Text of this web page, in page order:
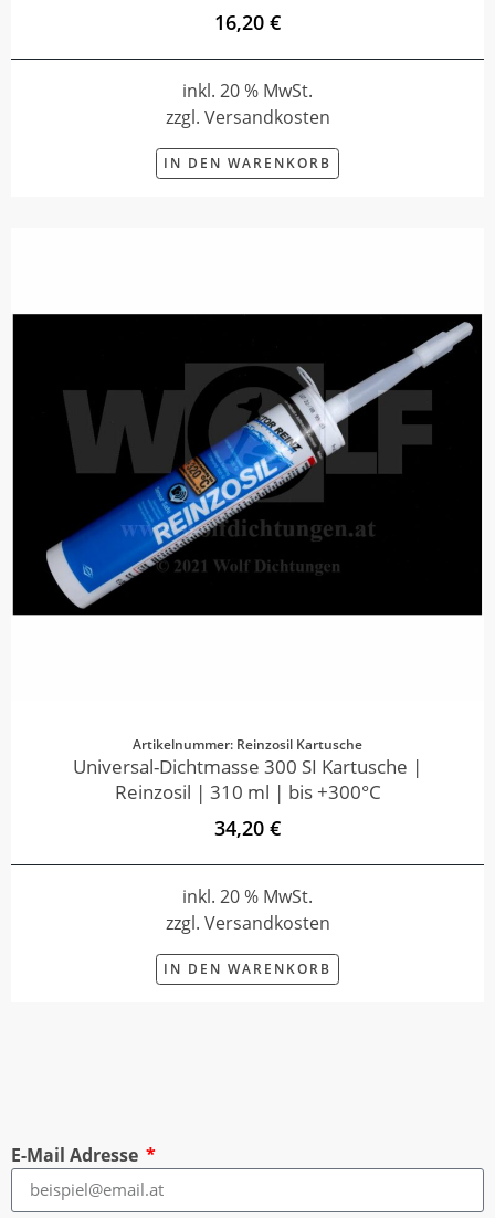
16,20 €
inkl. 20 % MwSt.
zzgl. Versandkosten
IN DEN WARENKORB
Artikelnummer: Reinzosil Kartusche
Universal-Dichtmasse 300 SI Kartusche |
Reinzosil | 310 ml | bis +300°C
34,20 €
inkl. 20 % MwSt.
zzgl. Versandkosten
IN DEN WARENKORB
E-Mail Adresse